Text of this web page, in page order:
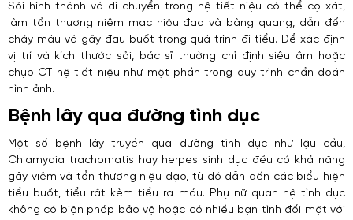
Sỏi hình thành và di chuyển trong hệ tiết niệu có thể cọ xát,
làm tổn thương niêm mạc niệu đạo và bàng quang, dẫn đến
chảy máu và gây đau buốt trong quá trình đi tiểu. Để xác định
vị trí và kích thước sỏi, bác sĩ thường chỉ định siêu âm hoặc
chụp CT hệ tiết niệu như một phần trong quy trình chẩn đoán
hình ảnh.
Bệnh lây qua đường tình dục
Một số bệnh lây truyền qua đường tình dục như lậu cầu,
Chlamydia trachomatis hay herpes sinh dục đều có khả năng
gây viêm và tổn thương niệu đạo, từ đó dẫn đến các biểu hiện
tiểu buốt, tiểu rắt kèm tiểu ra máu. Phụ nữ quan hệ tình dục
không có biện pháp bảo vệ hoặc có nhiều bạn tình đối mặt với